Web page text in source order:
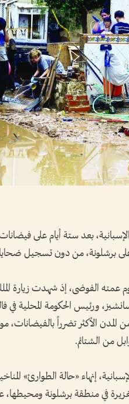
برشلونة، من دون تسجيل
عمته الفوضى، إذ شهدت زيارة
ورئيس الحكومة المحلية في
المدن الأكثر تضرراً
من الشتائم.
إنهاء «حالة الطوارئ»